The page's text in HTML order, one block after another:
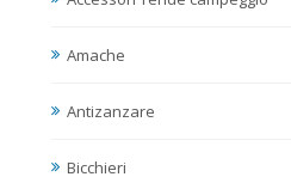
Amache
Antizanzare
Bicchieri